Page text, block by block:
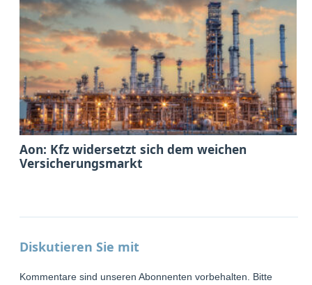
Aon: Kfz widersetzt sich dem weichen
Versicherungsmarkt
Diskutieren Sie mit
Kommentare sind unseren Abonnenten vorbehalten. Bitte